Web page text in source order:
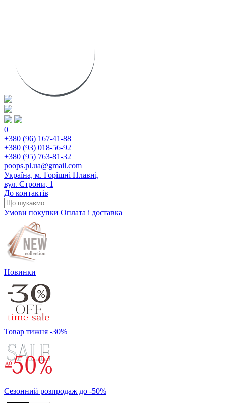
0
+380 (96) 167-41-88
+380 (93) 018-56-92
+380 (95) 763-81-32
poops.pl.ua@gmail.com
Україна, м. Горішні Плавні,
вул. Строни, 1
До контактів
Умови покупки Оплата і доставка
Новинки
Товар тижня -30%
Сезонний розпродаж до -50%